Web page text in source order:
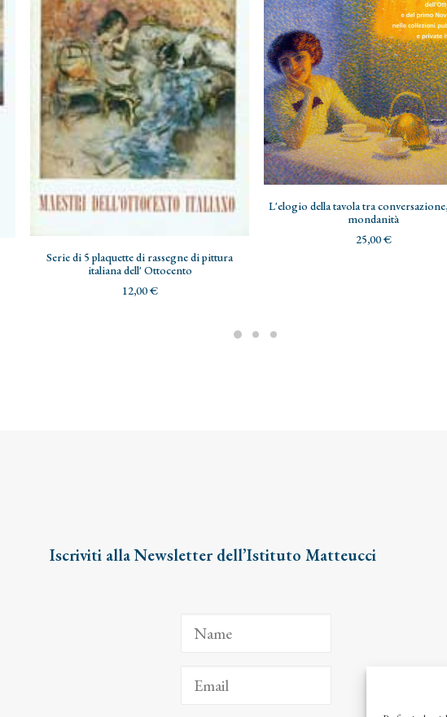
ADD TO CART
Serie di 5 plaquette di rassegne di pittura
italiana dell' Ottocento
12,00€
ADD TO CART
L'elogio della tavola tra
mondanità
25,00€
Iscriviti alla Newsletter dell’Istituto Matteucci